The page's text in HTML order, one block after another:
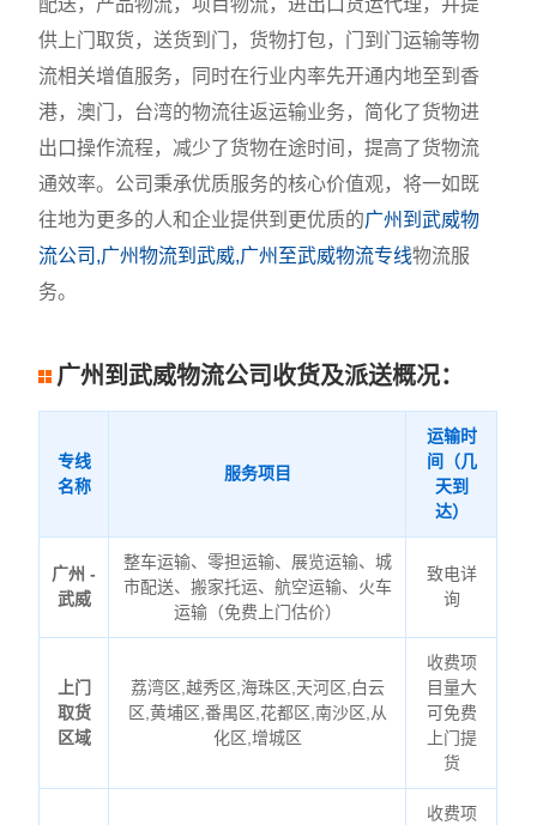
配送，产品物流，项目物流，进出口货运代理，并提
供上门取货，送货到门，货物打包，门到门运输等物
流相关增值服务，同时在行业内率先开通内地至到香
港，澳门，台湾的物流往返运输业务，简化了货物进
出口操作流程，减少了货物在途时间，提高了货物流
通效率。公司秉承优质服务的核心价值观，将一如既
往地为更多的人和企业提供到更优质的广州到武威物
流公司,广州物流到武威,广州至武威物流专线物流服
务。
广州到武威物流公司收货及派送概况：
专线
名称
服务项目
运输时
间（几
天到
达）
广州 -
武威
整车运输、零担运输、展览运输、城
市配送、搬家托运、航空运输、火车
运输（免费上门估价）
致电详
询
上门
取货
区域
荔湾区,越秀区,海珠区,天河区,白云
区,黄埔区,番禺区,花都区,南沙区,从
化区,增城区
收费项
目量大
可免费
上门提
货
收费项